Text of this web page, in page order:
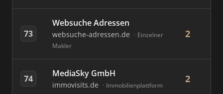
73
Websuche Adressen
websuche-adressen.de
Einzelner
Makler
2
74 MediaSky GmbH
immovisits.de Immobilienplattform
2